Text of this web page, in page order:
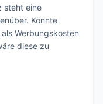
steht eine
Könnte
Werbungskosten
diese zu